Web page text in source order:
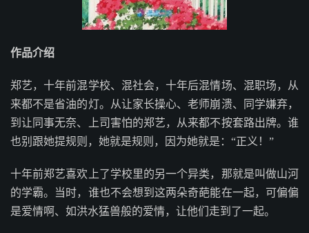
作品介绍
郑艺，十年前混学校、混社会，十年后混情场、混职场，从
来都不是省油的灯。从让家长操心、老师崩溃、同学嫌弃，
到让同事无奈、上司害怕的郑艺，从来都不按套路出牌。谁
也别跟她提规则，她就是规则，因为她就是：“正义！”
十年前郑艺喜欢上了学校里的另一个异类，那就是叫做山河
的学霸。当时，谁也不会想到这两朵奇葩能在一起，可偏偏
是爱情啊、如洪水猛兽般的爱情，让他们走到了一起。